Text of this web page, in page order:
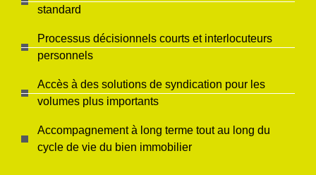
standard
Processus décisionnels courts et interlocuteurs
personnels
Accès à des solutions de syndication pour les
volumes plus importants
Accompagnement à long terme tout au long du
cycle de vie du bien immobilier